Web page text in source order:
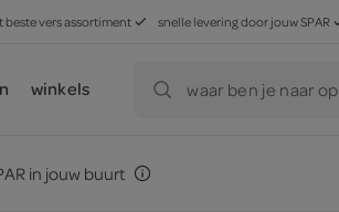
beste vers assortiment snelle levering door jouw SPAR
winkels waar ben je naar
in jouw buurt